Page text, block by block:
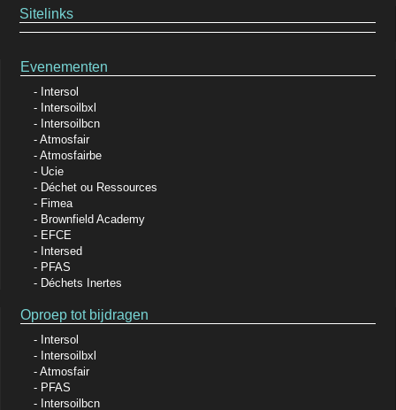
Sitelinks
Evenementen
Intersol
Intersoilbxl
Intersoilbcn
Atmosfair
Atmosfairbe
Ucie
Déchet ou Ressources
Fimea
Brownfield Academy
EFCE
Intersed
PFAS
Déchets Inertes
Oproep tot bijdragen
Intersol
Intersoilbxl
Atmosfair
PFAS
Intersoilbcn